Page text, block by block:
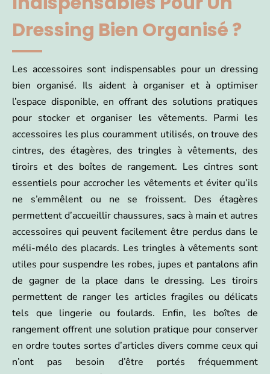
Dressing Bien Organisé ?
Les accessoires sont indispensables pour un dressing
bien organisé. Ils aident à organiser et à optimiser
l’espace disponible, en offrant des solutions pratiques
pour stocker et organiser les vêtements. Parmi les
accessoires les plus couramment utilisés, on trouve des
cintres, des étagères, des tringles à vêtements, des
tiroirs et des boîtes de rangement. Les cintres sont
essentiels pour accrocher les vêtements et éviter qu’ils
ne s’emmêlent ou ne se froissent. Des étagères
permettent d’accueillir chaussures, sacs à main et autres
accessoires qui peuvent facilement être perdus dans le
méli-mélo des placards. Les tringles à vêtements sont
utiles pour suspendre les robes, jupes et pantalons afin
de gagner de la place dans le dressing. Les tiroirs
permettent de ranger les articles fragiles ou délicats
tels que lingerie ou foulards. Enfin, les boîtes de
rangement offrent une solution pratique pour conserver
en ordre toutes sortes d’articles divers comme ceux qui
n’ont pas besoin d’être portés fréquemment